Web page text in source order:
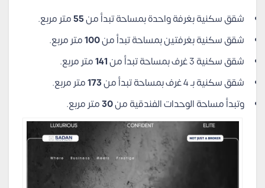
شقق سكنية بغرفة واحدة بمساحة تبدأ من55متر مربع.
شقق سكنية بغرفتين بمساحة تبدأ من100متر مربع.
شقق سكنية 3 غرف بمساحة تبدأ من
141متر مربع.
شقق سكنية بـ 4 غرف بمساحة تبدأ من
173متر مربع.
وتبدأ مساحة الوحدات الفندقية من30متر مربع.